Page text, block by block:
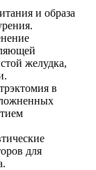
и образа
желудка,
в
для